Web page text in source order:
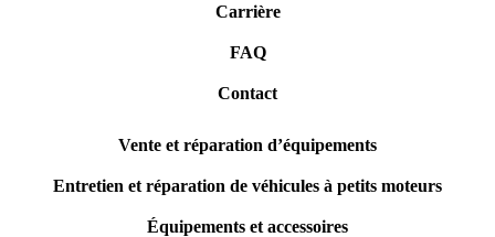
Carrière
FAQ
Contact
Vente et réparation d’équipements
Entretien et réparation de véhicules à petits moteurs
Équipements et accessoires